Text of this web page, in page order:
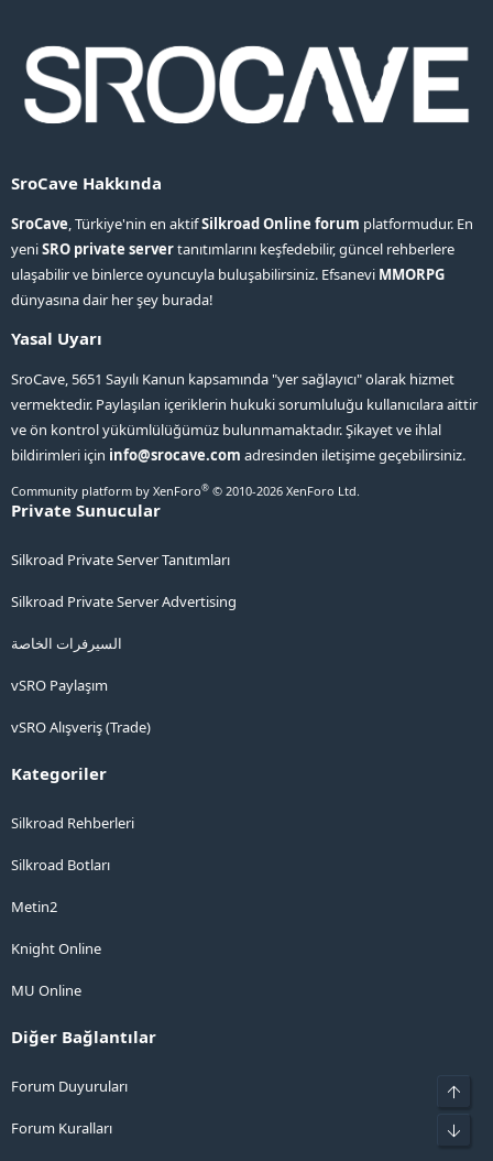
SroCave Hakkında
SroCave, Türkiye'nin en aktifSilkroad Online forum platformudur. En
yeniSRO private servertanıtımlarını keşfedebilir, güncel rehberlere
ulaşabilir ve binlerce oyuncuyla buluşabilirsiniz. Efsanevi MMORPG
dünyasına dair her şey burada!
Yasal Uyarı
SroCave, 5651 Sayılı Kanun kapsamında "yer sağlayıcı" olarak hizmet
vermektedir. Paylaşılan içeriklerin hukuki sorumluluğu kullanıcılara aittir
ve ön kontrol yükümlülüğümüz bulunmamaktadır. Şikayet ve ihlal
bildirimleri için info@srocave.com adresinden iletişime geçebilirsiniz.
Community platform by XenForo® © 2010-2026 XenForo Ltd.
Private Sunucular
Silkroad Private Server Tanıtımları
Silkroad Private Server Advertising
السيرفرات الخاصة
vSRO Paylaşım
vSRO Alışveriş (Trade)
Kategoriler
Silkroad Rehberleri
Silkroad Botları
Metin2
Knight Online
MU Online
Diğer Bağlantılar
Forum Duyuruları
Forum Kuralları